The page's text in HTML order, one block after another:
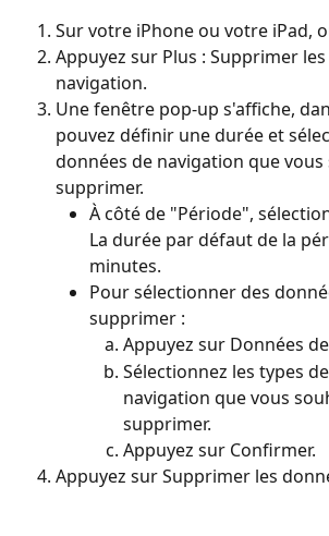
Sur votre iPhone ou votre iPad,
Appuyez sur Plus : Supprimer
navigation.
Une fenêtre pop-up s'affiche,
pouvez définir une durée et
données de navigation que vous
supprimer.
À côté de "Période",
La durée par défaut de la
minutes.
Pour sélectionner des
supprimer :
Appuyez sur Données
Sélectionnez les types
navigation que vous
supprimer.
Appuyez sur Confirmer.
Appuyez sur Supprimer les